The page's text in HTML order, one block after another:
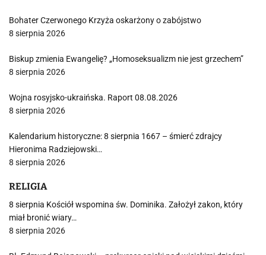
Bohater Czerwonego Krzyża oskarżony o zabójstwo
8 sierpnia 2026
Biskup zmienia Ewangelię? „Homoseksualizm nie jest grzechem”
8 sierpnia 2026
Wojna rosyjsko-ukraińska. Raport 08.08.2026
8 sierpnia 2026
Kalendarium historyczne: 8 sierpnia 1667 – śmierć zdrajcy
Hieronima Radziejowski…
8 sierpnia 2026
RELIGIA
8 sierpnia Kościół wspomina św. Dominika. Założył zakon, który
miał bronić wiary…
8 sierpnia 2026